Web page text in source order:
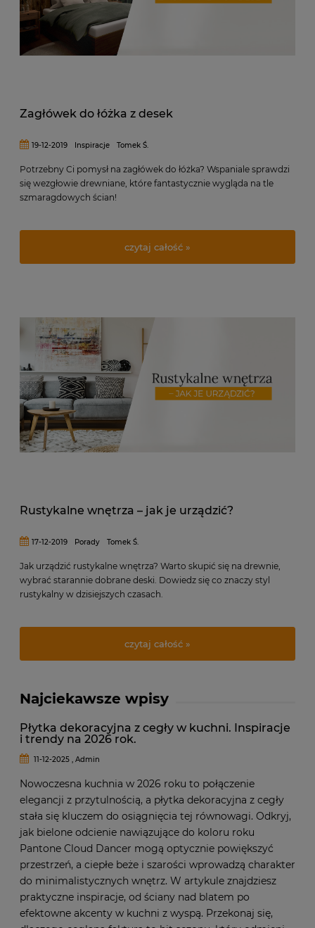
Zagłówek do łóżka z desek
19-12-2019 Inspiracje Tomek Ś.
Potrzebny Ci pomysł na zagłówek do łóżka? Wspaniale sprawdzi
się wezgłowie drewniane, które fantastycznie wygląda na tle
szmaragdowych ścian!
czytaj całość »
Rustykalne wnętrza – jak je urządzić?
17-12-2019 Porady Tomek Ś.
Jak urządzić rustykalne wnętrza? Warto skupić się na drewnie,
wybrać starannie dobrane deski. Dowiedz się co znaczy styl
rustykalny w dzisiejszych czasach.
czytaj całość »
Najciekawsze wpisy
Płytka dekoracyjna z cegły w kuchni. Inspiracje
i trendy na 2026 rok.
11-12-2025 , Admin
Nowoczesna kuchnia w 2026 roku to połączenie
elegancji z przytulnością, a płytka dekoracyjna z cegły
stała się kluczem do osiągnięcia tej równowagi. Odkryj,
jak bielone odcienie nawiązujące do koloru roku
Pantone Cloud Dancer mogą optycznie powiększyć
przestrzeń, a ciepłe beże i szarości wprowadzą charakter
do minimalistycznych wnętrz. W artykule znajdziesz
praktyczne inspiracje, od ściany nad blatem po
efektowne akcenty w kuchni z wyspą. Przekonaj się,